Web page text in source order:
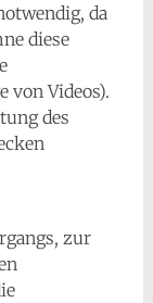
da
diese
von Videos).
des
zur